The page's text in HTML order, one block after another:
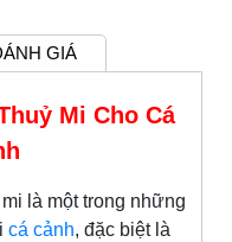
GIÁ
Mi Cho Cá
trong những
cá cảnh, đặc biệt là